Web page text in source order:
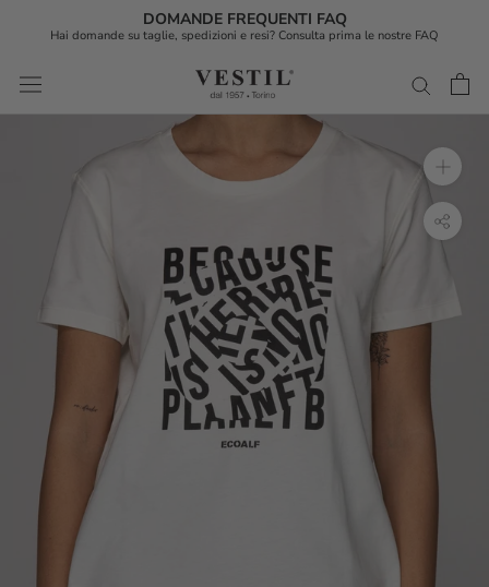
DOMANDE FREQUENTI FAQ
Hai domande su taglie, spedizioni e resi? Consulta prima le nostre FAQ
contenuto